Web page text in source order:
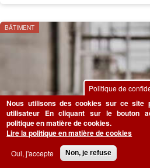
BÂTIMENT
Politique de
Nous utilisons des cookies sur ce site
utilisateur En cliquant sur le bouton
politique en matière de cookies.
Lire la politique en matière de cookies
Oui, j'accepte Non, je refuse